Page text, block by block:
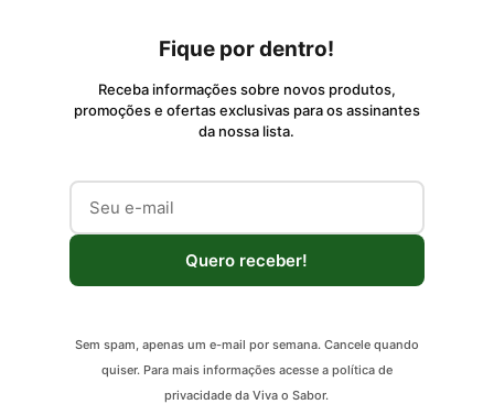
Fique por dentro!
Receba informações sobre novos produtos,
promoções e ofertas exclusivas para os assinantes
da nossa lista.
Quero receber!
Sem spam, apenas um e-mail por semana. Cancele quando
quiser. Para mais informações acesse a política de
privacidade da Viva o Sabor.